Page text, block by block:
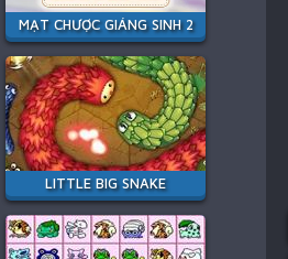
MẠT CHƯỢC GIÁNG SINH 2
LITTLE BIG SNAKE